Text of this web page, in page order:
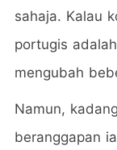
sahaja. Kalau
portugis
mengubah
Namun,
beranggapan